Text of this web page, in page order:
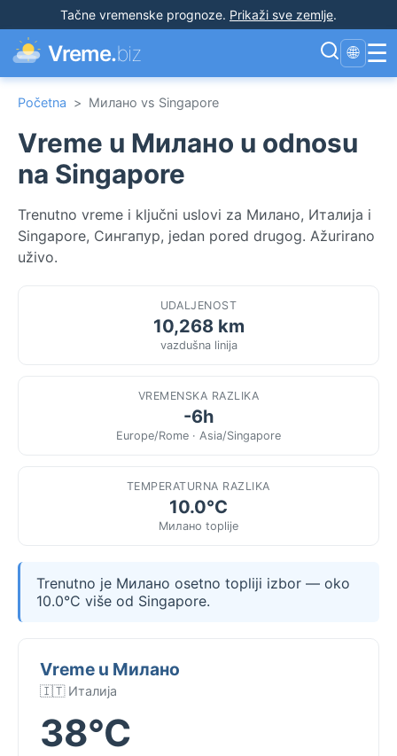
Tačne vremenske prognoze. Prikaži sve zemlje.
Vreme.biz 🌐 ☰
Početna > Милано vs Singapore
Vreme u Милано u odnosu
na Singapore
Trenutno vreme i ključni uslovi za Милано, Италија i
Singapore, Сингапур, jedan pored drugog. Ažurirano
uživo.
UDALJENOST
10,268 km
vazdušna linija
VREMENSKA RAZLIKA
-6h
Europe/Rome · Asia/Singapore
TEMPERATURNA RAZLIKA
10.0°C
Милано toplije
Trenutno je Милано osetno topliji izbor — oko
10.0°C više od Singapore.
Vreme u Милано
🇮🇹 Италија
38°C